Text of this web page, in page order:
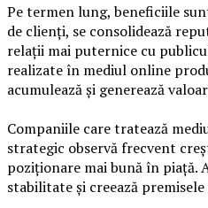
Pe termen lung, beneficiile
de clienți, se consolidează
relații mai puternice cu
realizate în mediul online
acumulează și generează
Companiile care tratează
strategic observă frecvent
poziționare mai bună în piață.
stabilitate și creează